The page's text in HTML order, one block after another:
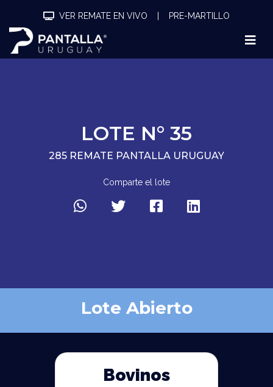
VER REMATE EN VIVO PRE-MARTILLO
LOTE N° 35
285 REMATE PANTALLA URUGUAY
Comparte el lote
Lote Abierto
Bovinos